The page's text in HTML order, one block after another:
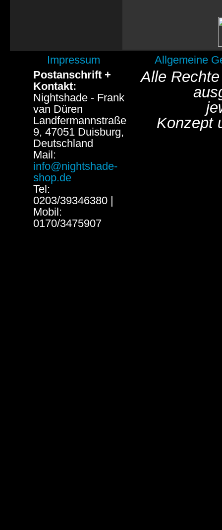
Impressum
Allgemeine
Postanschrift +
Kontakt:
Nightshade - Frank
van Düren
Landfermannstraße
9, 47051 Duisburg,
Deutschland
Mail:
info@nightshade-
shop.de
Tel:
0203/39346380 |
Mobil:
0170/3475907
Alle
Konzept